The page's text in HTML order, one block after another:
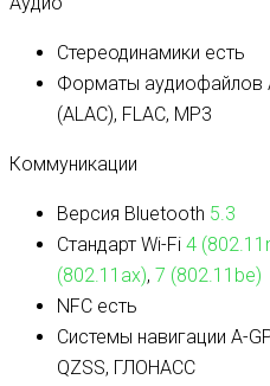
Стереодинамики есть
Форматы аудиофайлов
(ALAC), FLAC, MP3
Коммуникации
Версия Bluetooth 5.3
Стандарт Wi-Fi 4
(802.11ax), 7 (802.11be)
NFC есть
Системы навигации A-
QZSS, ГЛОНАСС